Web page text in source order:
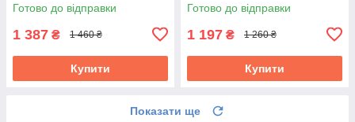
Готово до відправки
1 387 ₴ 1 460 ₴
Купити
Готово до відправки
1 197 ₴ 1 260 ₴
Купити
Показати ще